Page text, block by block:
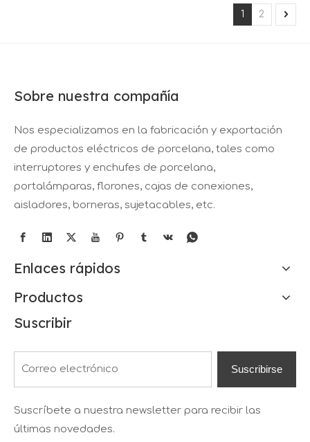
1 2
Sobre nuestra compañía
Nos especializamos en la fabricación y exportación
de productos eléctricos de porcelana, tales como
interruptores y enchufes de porcelana,
portalámparas, florones, cajas de conexiones,
aisladores, borneras, sujetacables, etc.
Enlaces rápidos
Productos
Suscribir
Suscribirse
Suscríbete a nuestra newsletter para recibir las
últimas novedades.